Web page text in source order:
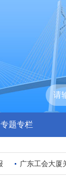
专题专栏
广东工会大厦